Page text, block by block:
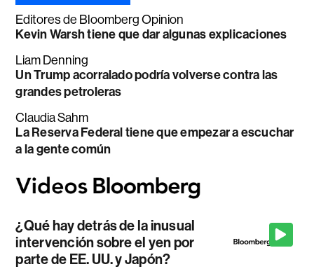
Editores de Bloomberg Opinion
Kevin Warsh tiene que dar algunas explicaciones
Liam Denning
Un Trump acorralado podría volverse contra las
grandes petroleras
Claudia Sahm
La Reserva Federal tiene que empezar a escuchar
a la gente común
¿Qué hay detrás de la inusual
intervención sobre el yen por
parte de EE. UU. y Japón?